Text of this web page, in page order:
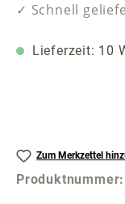
✓ Schnell
Lieferzeit: 10
Zum Merkzettel